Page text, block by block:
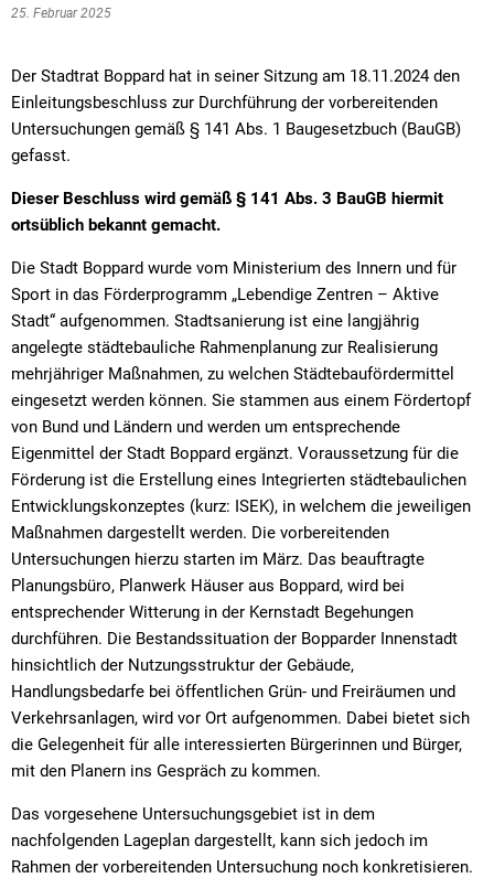
Wahlergebnisse
Straßenausbaupläne
Wiederkehrende Straßenausbaubeiträge
Gewerberegisterauskunft
Grundsteuerreform
Haushaltsplan
Satzungen und Richtlinien
Vereine und
Bücher-Shop
25. Februar 2025
Der Stadtrat Boppard hat in seiner Sitzung am 18.11.2024 den
Einleitungsbeschluss zur Durchführung der vorbereitenden
Untersuchungen gemäß § 141 Abs. 1 Baugesetzbuch (BauGB)
gefasst.
Dieser Beschluss wird gemäß § 141 Abs. 3 BauGB hiermit
ortsüblich bekannt gemacht.
Die Stadt Boppard wurde vom Ministerium des Innern und für
Sport in das Förderprogramm „Lebendige Zentren – Aktive
Stadt“ aufgenommen. Stadtsanierung ist eine langjährig
angelegte städtebauliche Rahmenplanung zur Realisierung
mehrjähriger Maßnahmen, zu welchen Städtebaufördermittel
eingesetzt werden können. Sie stammen aus einem Fördertopf
von Bund und Ländern und werden um entsprechende
Eigenmittel der Stadt Boppard ergänzt. Voraussetzung für die
Förderung ist die Erstellung eines Integrierten städtebaulichen
Entwicklungskonzeptes (kurz: ISEK), in welchem die jeweiligen
Maßnahmen dargestellt werden. Die vorbereitenden
Untersuchungen hierzu starten im März. Das beauftragte
Planungsbüro, Planwerk Häuser aus Boppard, wird bei
entsprechender Witterung in der Kernstadt Begehungen
durchführen. Die Bestandssituation der Bopparder Innenstadt
hinsichtlich der Nutzungsstruktur der Gebäude,
Handlungsbedarfe bei öffentlichen Grün- und Freiräumen und
Verkehrsanlagen, wird vor Ort aufgenommen. Dabei bietet sich
die Gelegenheit für alle interessierten Bürgerinnen und Bürger,
mit den Planern ins Gespräch zu kommen.
Das vorgesehene Untersuchungsgebiet ist in dem
nachfolgenden Lageplan dargestellt, kann sich jedoch im
Rahmen der vorbereitenden Untersuchung noch konkretisieren.